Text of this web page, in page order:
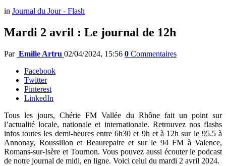
in Journal du Jour - Flash
Mardi 2 avril : Le journal de 12h
Par Emilie Artru 02/04/2024, 15:56 0 Commentaires
Facebook
Twitter
Pinterest
LinkedIn
Tous les jours, Chérie FM Vallée du Rhône fait un point sur
l’actualité locale, nationale et internationale. Retrouvez nos flashs
infos toutes les demi-heures entre 6h30 et 9h et à 12h sur le 95.5 à
Annonay, Roussillon et Beaurepaire et sur le 94 FM à Valence,
Romans-sur-Isère et Tournon. Vous pouvez aussi écouter le podcast
de notre journal de midi, en ligne. Voici celui du mardi 2 avril 2024.